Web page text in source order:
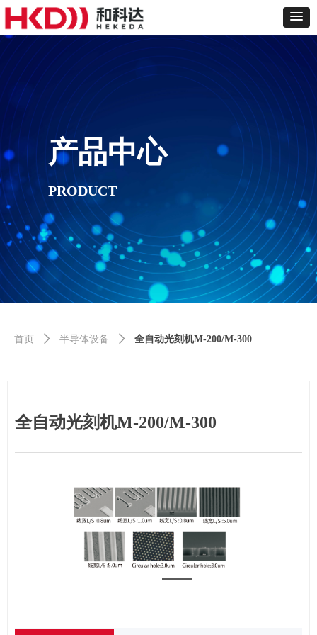
首页 ꄲ 半导体设备 ꄲ 全自动光刻机M-200/M-300
全自动光刻机M-200/M-300
产品中心
PRODUCT